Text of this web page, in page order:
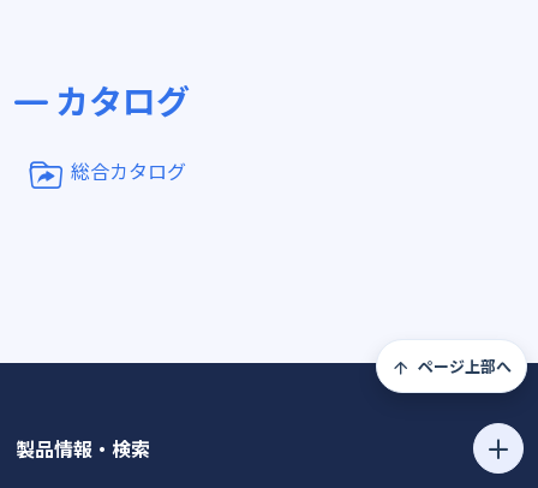
カタログ
総合カタログ
ページ上部へ
製品情報・検索